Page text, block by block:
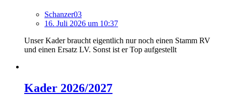
Schanzer03
16. Juli 2026 um 10:37
Unser Kader braucht eigentlich nur noch einen Stamm RV
und einen Ersatz LV. Sonst ist er Top aufgestellt
Kader 2026/2027